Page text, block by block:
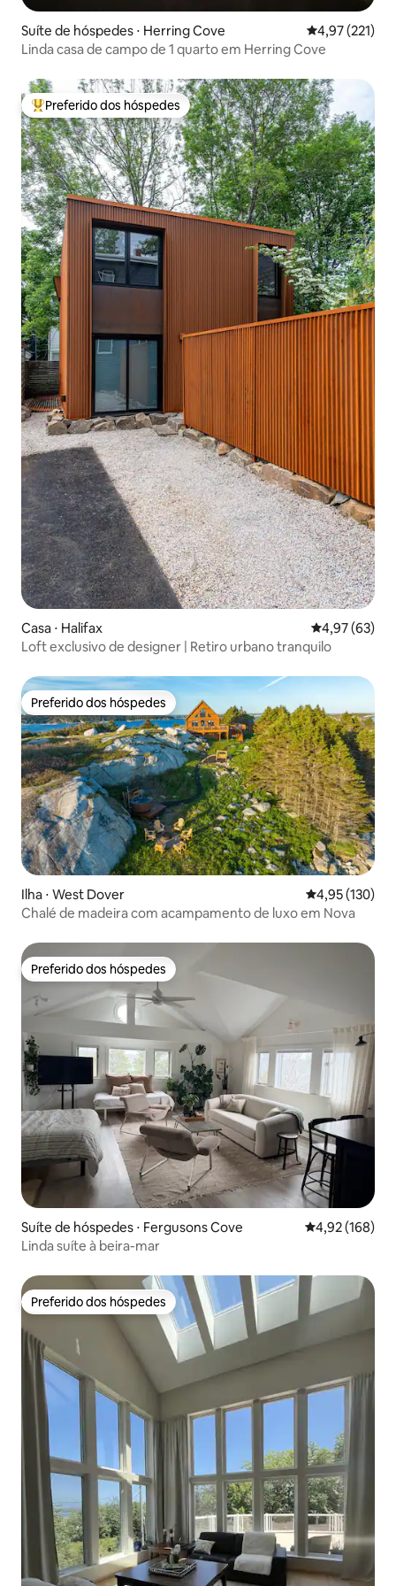
Suíte de hóspedes ⋅ Herring Cove 4,97 de uma
4,97 (221)
Linda casa de campo de 1 quarto em Herring Cove
Entre os melhores preferidos dos hóspedes
Preferido dos hóspedes
Casa ⋅ Halifax 4,97 de uma
4,97 (63)
Loft exclusivo de designer | Retiro urbano tranquilo
Preferido dos hóspedes
Preferido dos hóspedes
Ilha ⋅ West Dover 4,95 de uma
4,95 (130)
Chalé de madeira com acampamento de luxo em Nova
Preferido dos hóspedes
Preferido dos hóspedes
Suíte de hóspedes ⋅ Fergusons Cove 4,92 de uma
4,92 (168)
Linda suíte à beira-mar
Preferido dos hóspedes
Preferido dos hóspedes